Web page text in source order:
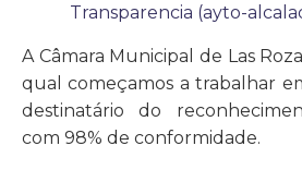
Transparencia (ayto-
A Câmara Municipal de Las
qual começamos a trabalhar
destinatário do
com 98% de conformidade.